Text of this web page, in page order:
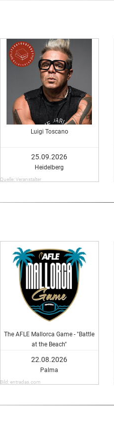
Luigi Toscano
25.09.2026
Heidelberg
Quelle: Veranstalter
The AFLE Mallorca Game - "Battle
at the Beach"
22.08.2026
Palma
Bild: entradas.com